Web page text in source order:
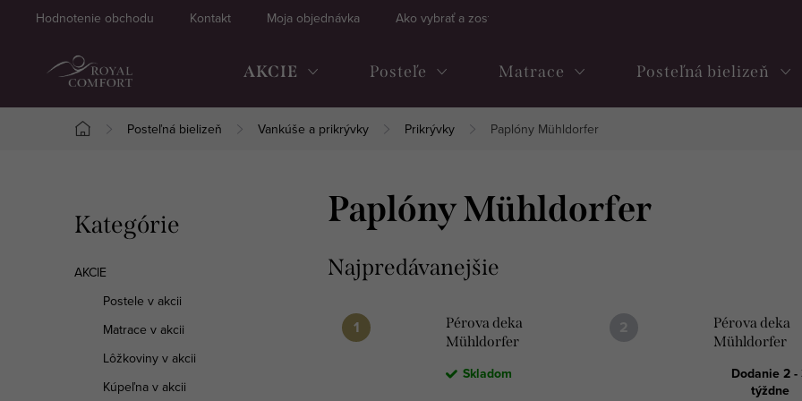
Hodnotenie obchodu Kontakt Moja objednávka Ako vybrať a zostaviť kontinentálnu posteľ
AKCIE Posteľe Matrace Posteľná bielizeň
Domov
Posteľná bielizeň Vankúše a prikrývky Prikrývky Paplóny Mühldorfer
o
č
Preskočiť
kategórie
Kategórie
AKCIE
Postele v akcii
Matrace v akcii
Lôžkoviny v akcii
Kúpeľna v akcii
Paplóny Mühldorfer
Najpredávanejšie
Pérova deka
Mühldorfer
Skladom
Pérova deka
Mühldorfer
Dodanie 2 -
týždne